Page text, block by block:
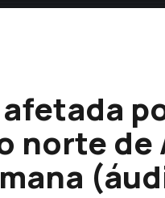
norte de